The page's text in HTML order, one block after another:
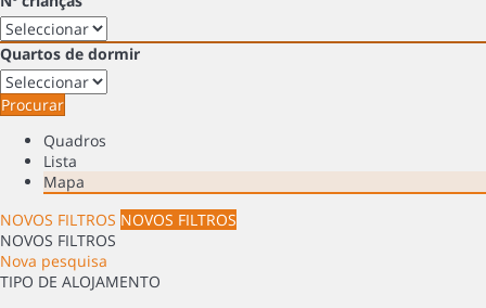
Quartos de dormir
Procurar
Quadros
Lista
Mapa
NOVOS FILTROS NOVOS FILTROS
NOVOS FILTROS
Nova pesquisa
TIPO DE ALOJAMENTO